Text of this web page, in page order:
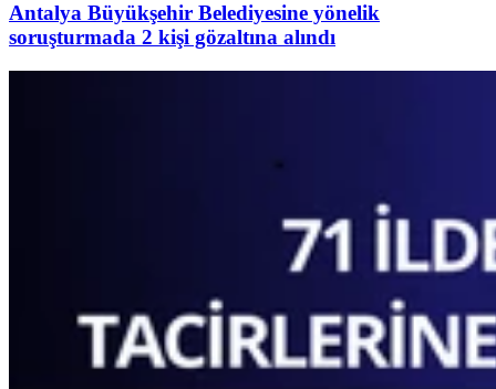
Antalya Büyükşehir Belediyesine yönelik
soruşturmada 2 kişi gözaltına alındı